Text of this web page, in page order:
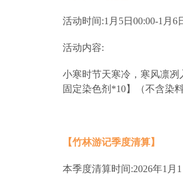
活动时间:1月5日00:00-1月6
活动内容:
小寒时节天寒冷，寒风凛
固定染色剂*10】（不含染
【竹林游记季度清算】
本季度清算时间:2026年1月1